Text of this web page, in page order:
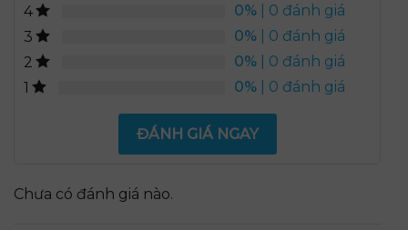
4
0% | 0 đánh giá
3
0% | 0 đánh giá
2
0% | 0 đánh giá
1
0% | 0 đánh giá
ĐÁNH GIÁ NGAY
Chưa có đánh giá nào.